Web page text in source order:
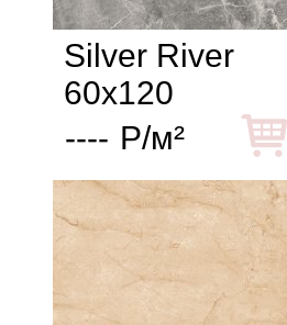
Silver River
60x120
---- Р/м²